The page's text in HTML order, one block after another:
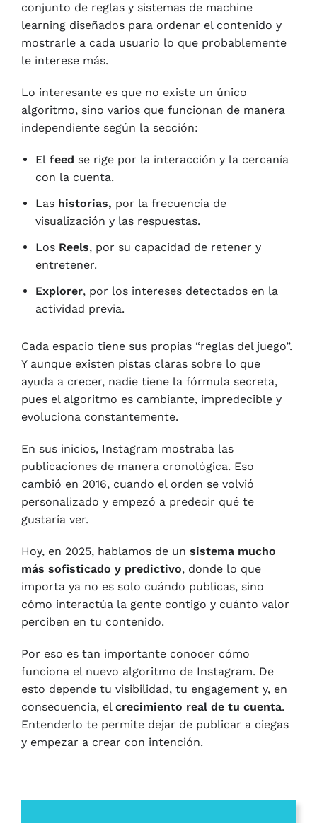
conjunto de reglas y sistemas de machine
learning diseñados para ordenar el contenido y
mostrarle a cada usuario lo que probablemente
le interese más.
Lo interesante es que no existe un único
algoritmo, sino varios que funcionan de manera
independiente según la sección:
El feed se rige por la interacción y la cercanía
con la cuenta.
Las historias, por la frecuencia de
visualización y las respuestas.
Los Reels, por su capacidad de retener y
entretener.
Explorer, por los intereses detectados en la
actividad previa.
Cada espacio tiene sus propias “reglas del juego”.
Y aunque existen pistas claras sobre lo que
ayuda a crecer, nadie tiene la fórmula secreta,
pues el algoritmo es cambiante, impredecible y
evoluciona constantemente.
En sus inicios, Instagram mostraba las
publicaciones de manera cronológica. Eso
cambió en 2016, cuando el orden se volvió
personalizado y empezó a predecir qué te
gustaría ver.
Hoy, en 2025, hablamos de un sistema mucho
más sofisticado y predictivo, donde lo que
importa ya no es solo cuándo publicas, sino
cómo interactúa la gente contigo y cuánto valor
perciben en tu contenido.
Por eso es tan importante conocer cómo
funciona el nuevo algoritmo de Instagram. De
esto depende tu visibilidad, tu engagement y, en
consecuencia, el crecimiento real de tu cuenta.
Entenderlo te permite dejar de publicar a ciegas
y empezar a crear con intención.